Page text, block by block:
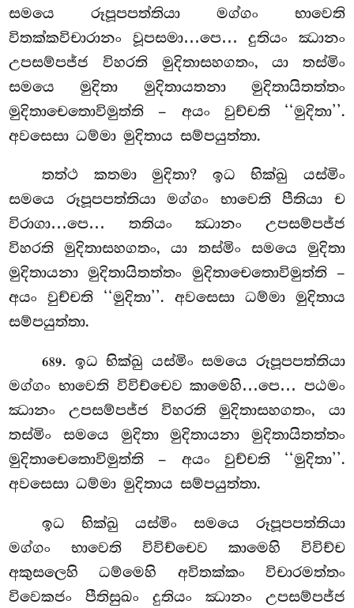
සමයෙ රූපූපපත්තියා මග්ගං භාවෙති
විතක්කවිචාරානං වූපසමා…පෙ… දුතියං ඣානං
උපසම්පජ්ජ විහරති මුදිතාසහගතං, යා තස්මිං
සමයෙ මුදිතා මුදිතායතනා මුදිතායිතත්තං
මුදිතාචෙතොවිමුත්ති – අයං වුච්චති ‘‘මුදිතා’’.
අවසෙසා ධම්මා මුදිතාය සම්පයුත්තා.
තත්ථ කතමා මුදිතා? ඉධ භික්ඛු යස්මිං
සමයෙ රූපූපපත්තියා මග්ගං භාවෙති පීතියා ච
විරාගා…පෙ… තතියං ඣානං උපසම්පජ්ජ
විහරති මුදිතාසහගතං, යා තස්මිං සමයෙ මුදිතා
මුදිතායනා මුදිතායිතත්තං මුදිතාචෙතොවිමුත්ති –
අයං වුච්චති ‘‘මුදිතා’’. අවසෙසා ධම්මා මුදිතාය
සම්පයුත්තා.
689. ඉධ භික්ඛු යස්මිං සමයෙ රූපූපපත්තියා
මග්ගං භාවෙති විවිච්චෙව කාමෙහි…පෙ… පඨමං
ඣානං උපසම්පජ්ජ විහරති මුදිතාසහගතං, යා
තස්මිං සමයෙ මුදිතා මුදිතායනා මුදිතායිතත්තං
මුදිතාචෙතොවිමුත්ති – අයං වුච්චති ‘‘මුදිතා’’.
අවසෙසා ධම්මා මුදිතාය සම්පයුත්තා.
ඉධ භික්ඛු යස්මිං සමයෙ රූපූපපත්තියා
මග්ගං භාවෙති විවිච්චෙව කාමෙහි විවිච්ච
අකුසලෙහි ධම්මෙහි අවිතක්කං විචාරමත්තං
විවෙකජං පීතිසුඛං දුතියං ඣානං උපසම්පජ්ජ